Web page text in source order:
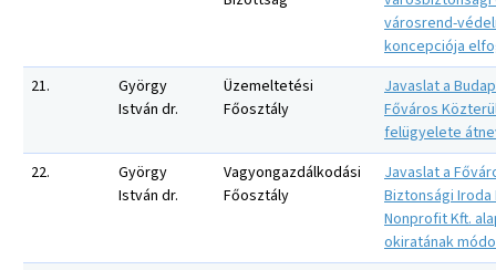
városrend-
koncepciója
21.
György
István dr.
Üzemeltetési
Főosztály
Javaslat a
Főváros
felügyelete
22.
György
István dr.
Vagyongazdálkodási
Főosztály
Javaslat a
Biztonsági Iroda
Nonprofit Kft.
okiratának